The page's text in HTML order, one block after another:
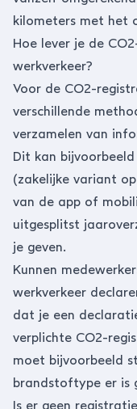
kilometers met het
Hoe lever je de
werkverkeer?
Voor de CO2-
verschillende
verzamelen van
Dit kan
(zakelijke variant
van de app of
uitgesplitst
je geven.
Kunnen
werkverkeer
dat je een
verplichte CO2-
moet bijvoorbeeld
brandstoftype er is
Is er geen